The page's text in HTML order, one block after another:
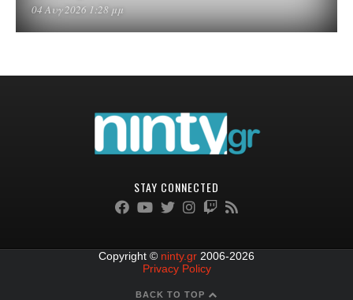
04 Αυγ 2026 1:28 μμ
STAY CONNECTED
Copyright © ninty.gr 2006-2026
Privacy Policy
BACK TO TOP